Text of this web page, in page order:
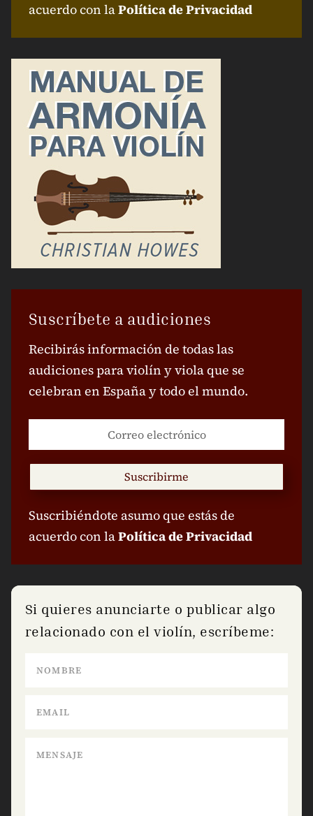
acuerdo con laPolítica de Privacidad
Suscríbete a audiciones
Recibirás información de todas las
audiciones para violín y viola que se
celebran en España y todo el mundo.
Suscribirme
Suscribiéndote asumo que estás de
acuerdo con laPolítica de Privacidad
Si quieres anunciarte o publicar algo
relacionado con el violín, escríbeme: